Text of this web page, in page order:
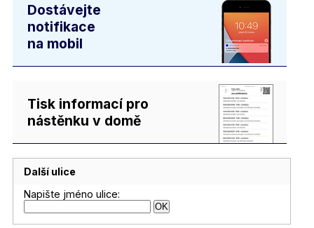
Dostávejte
notifikace
na mobil
Tisk informací pro
nástěnku v domě
Další ulice
Napište jméno ulice: